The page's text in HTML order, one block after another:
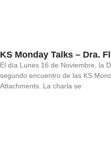
KS Monday Talks – Dra.
El día Lunes 16 de Noviembre, la
segundo encuentro de las KS
Attachments. La charla se